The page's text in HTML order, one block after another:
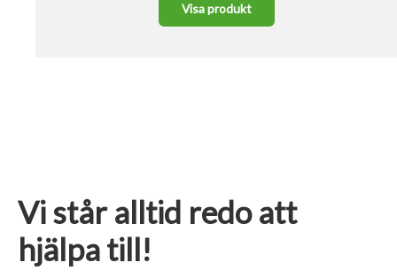
Visa produkt
Vi står alltid redo att
hjälpa till!